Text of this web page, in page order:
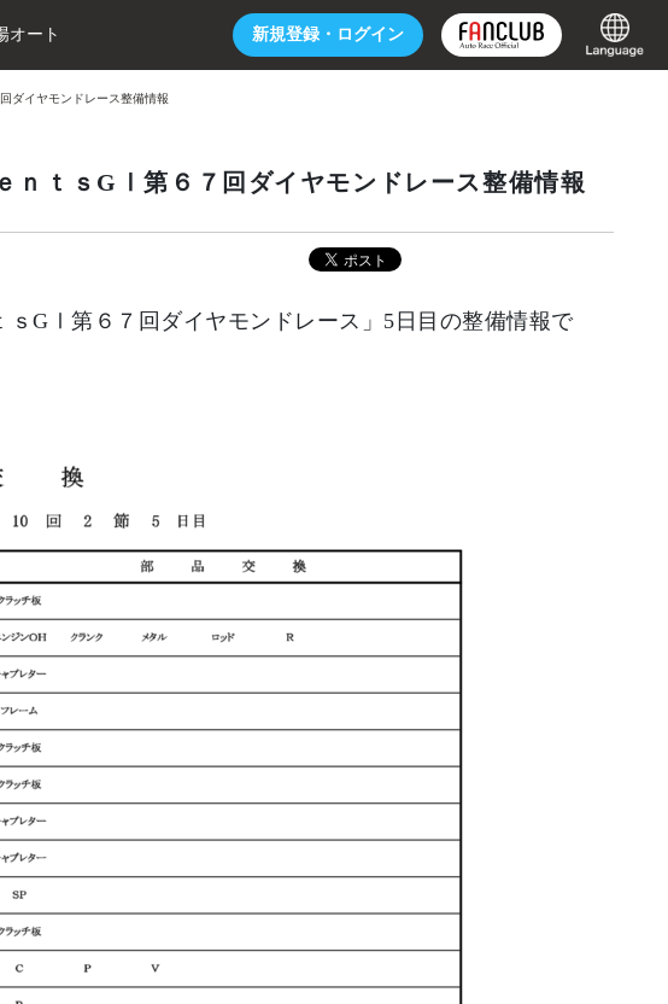
新規登録・ ログイン
オート
ダイヤモンドレース整備情報
ｎｔｓGⅠ第６７回ダイヤモンドレース整備情報
ｓGⅠ第６７回ダイヤモンドレース」5日目の整備情報で